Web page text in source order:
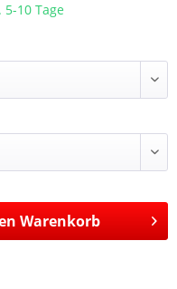
10 Tage
Warenkorb